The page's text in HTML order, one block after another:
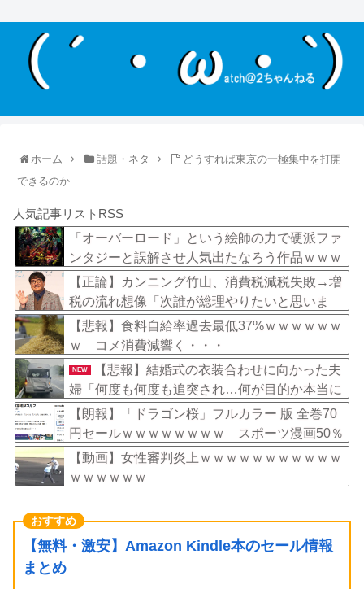
ホーム 話題・ネタ
どうすれば東京の一極集中を打開
できるのか
人気記事リストRSS
「オーバーロード」という絵師の力で硬派ファ
ンタジーと誤解させ人気出たなろう作品ｗｗｗ
ｗｗｗｗｗｗ
【正論】カンニング竹山、消費税減税失敗→増
税の流れ想像「次誰が総理やりたいと思いま
す？」
【悲報】食料自給率過去最低37%ｗｗｗｗｗｗ
ｗ コメ消費減響く・・・
NEW
【悲報】結婚式の衣装合わせに向かった夫
婦「何度も何度も追突され…何が目的か本当に
理解できない」東名高速で続いた約1.7キロの
追突
【朗報】「ドラゴン桜」フルカラー 版 全巻70
円セールｗｗｗｗｗｗｗｗ スポーツ漫画50％
ポイント還元セール
【動画】女性審判炎上ｗｗｗｗｗｗｗｗｗｗｗ
ｗｗｗｗｗｗ
【無料・激安】Amazon Kindle本のセール情報
まとめ